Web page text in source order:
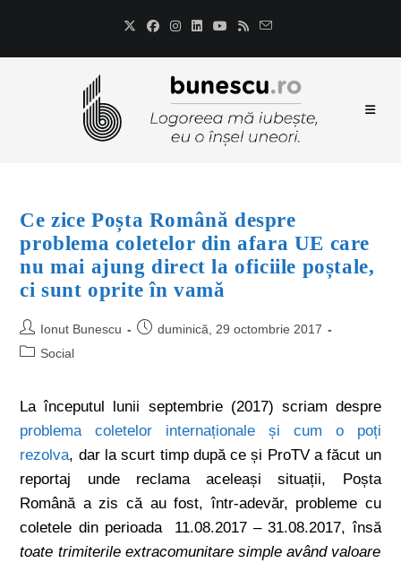
Ce zice Poșta Română despre
problema coletelor din afara UE care
nu mai ajung direct la oficiile poștale,
ci sunt oprite în vamă
Ionut Bunescu
duminică, 29 octombrie 2017
Social
La începutul lunii septembrie (2017) scriam despre
problema coletelor internaționale și cum o poți
rezolva, dar la scurt timp după ce și ProTV a făcut un
reportaj unde reclama aceleași situații, Poșta
Română a zis că au fost, într-adevăr, probleme cu
coletele din perioada 11.08.2017 – 31.08.2017, însă
toate trimiterile extracomunitare simple având valoare